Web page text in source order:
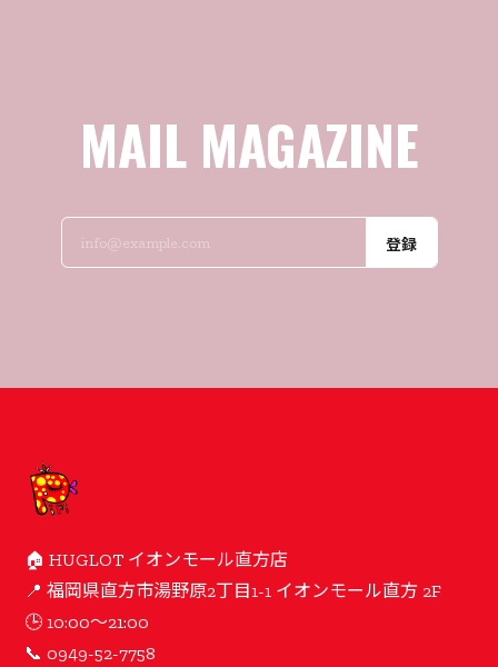
MAIL MAGAZINE
登録
🏠 HUGLOT イオンモール直方店
📍 福岡県直方市湯野原2丁目1-1 イオンモール直方 2F
🕒 10:00〜21:00
📞 0949-52-7758